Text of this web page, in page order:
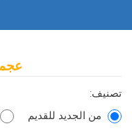
تصنيف:
من الجديد للقديم